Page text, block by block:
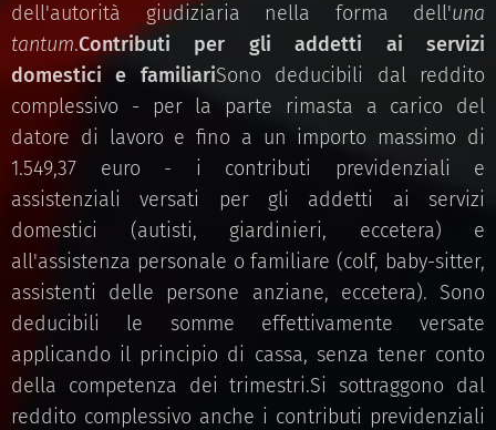
dell'autorità giudiziaria nella forma dell'una
tantum.Contributi per gli addetti ai servizi
domestici e familiariSono deducibili dal reddito
complessivo - per la parte rimasta a carico del
datore di lavoro e fino a un importo massimo di
1.549,37 euro - i contributi previdenziali e
assistenziali versati per gli addetti ai servizi
domestici (autisti, giardinieri, eccetera) e
all'assistenza personale o familiare (colf, baby-sitter,
assistenti delle persone anziane, eccetera). Sono
deducibili le somme effettivamente versate
applicando il principio di cassa, senza tener conto
della competenza dei trimestri.Si sottraggono dal
reddito complessivo anche i contributi previdenziali